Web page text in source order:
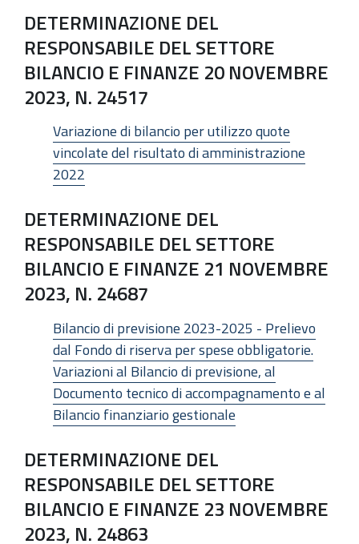
DETERMINAZIONE DEL
RESPONSABILE DEL SETTORE
BILANCIO E FINANZE 20 NOVEMBRE
2023, N. 24517
Variazione di bilancio per utilizzo quote
vincolate del risultato di amministrazione
2022
DETERMINAZIONE DEL
RESPONSABILE DEL SETTORE
BILANCIO E FINANZE 21 NOVEMBRE
2023, N. 24687
Bilancio di previsione 2023-2025 - Prelievo
dal Fondo di riserva per spese obbligatorie.
Variazioni al Bilancio di previsione, al
Documento tecnico di accompagnamento e al
Bilancio finanziario gestionale
DETERMINAZIONE DEL
RESPONSABILE DEL SETTORE
BILANCIO E FINANZE 23 NOVEMBRE
2023, N. 24863